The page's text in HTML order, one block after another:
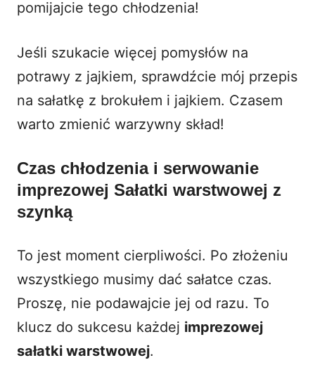
pomijajcie tego chłodzenia!
Jeśli szukacie więcej pomysłów na
potrawy z jajkiem, sprawdźcie mój przepis
na sałatkę z brokułem i jajkiem. Czasem
warto zmienić warzywny skład!
Czas chłodzenia i serwowanie
imprezowej Sałatki warstwowej z
szynką
To jest moment cierpliwości. Po złożeniu
wszystkiego musimy dać sałatce czas.
Proszę, nie podawajcie jej od razu. To
klucz do sukcesu każdej imprezowej
sałatki warstwowej.